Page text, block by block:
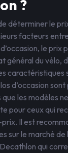
?
déterminer le
facteurs
le prix
général du vélo,
caractéristiques
d’occasion
les modèles
pour ceux qui
Il est
sur le marché de
qui